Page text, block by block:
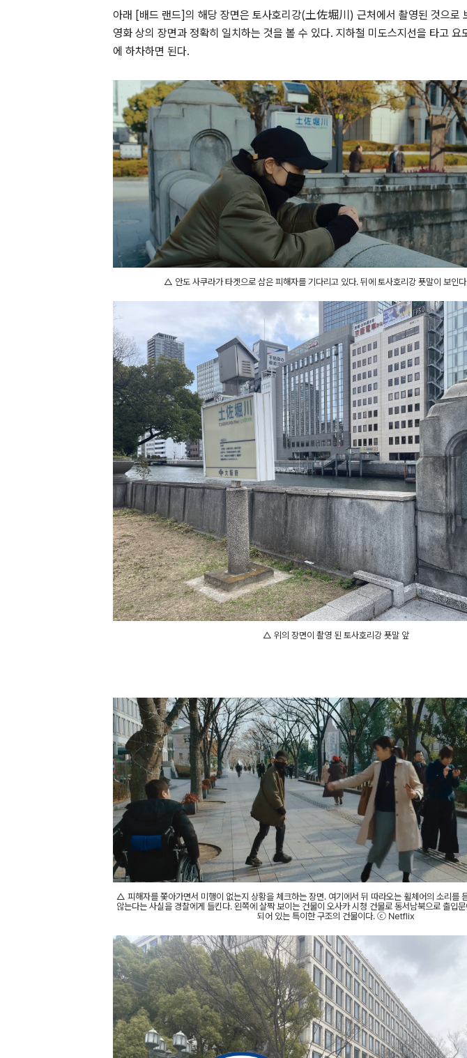
아래 [배드 랜드]의 해당 장면은 토사호리강(土佐堀川 ) 근처에서 촬영된 것으로
영화 상의 장면과 정확히 일치하는 것을 볼 수 있다. 지하철 미도스지선을 타고 요
에 하차하면 된다.
△ 안도 사쿠라가 타겟으로 삼은 피해자를 기다리고 있다. 뒤에 토사호리강 푯말이 보
△ 위의 장면이 촬영 된 토사호리강 푯말 앞
△ 피해자를 쫓아가면서 미행이 없는지 상황을 체크하는 장면. 여기에서 뒤 따라오는 휠체어의 소리를
않는다는 사실을 경찰에게 들킨다. 왼쪽에 살짝 보이는 건물이 오사카 시청 건물로 동서남북으로 출입
되어 있는 특이한 구조의 건물이다. ⓒ Netflix